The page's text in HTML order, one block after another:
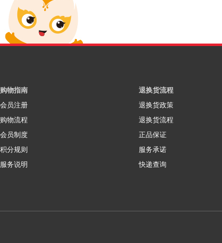
购物指南
会员注册
购物流程
会员制度
积分规则
服务说明
退换货流程
退换货政策
退换货流程
正品保证
服务承诺
快递查询